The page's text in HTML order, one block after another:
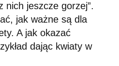
nich jeszcze gorzej”.
jak ważne są dla
A jak okazać
dając kwiaty w